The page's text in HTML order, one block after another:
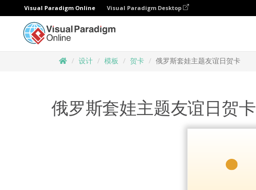
Visual Paradigm Online Visual Paradigm Desktop
设计 模板 贺卡 俄罗斯套娃主题友谊日贺卡
俄罗斯套娃主题友谊日贺卡